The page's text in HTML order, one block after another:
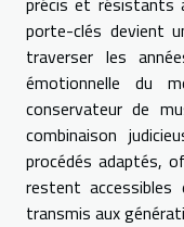
porte-clés devient
traverser les
émotionnelle du
conservateur de
combinaison
procédés adaptés,
restent
transmis aux